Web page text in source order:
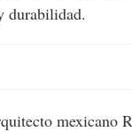
durabilidad.
mexicano